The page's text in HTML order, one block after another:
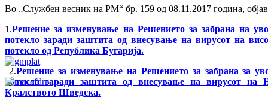
Во „Службен весник на РМ“ бр. 159 од 08.11.2017 година,
1.Решение за изменување на Решението за забрана на
потекло заради заштита од внесување на вирусот на
потекло од Република Бугарија.
2.Решение за изменување на Решението за забрана за
потекло заради заштита од внесување на вирусот на
Кралството Шведска.